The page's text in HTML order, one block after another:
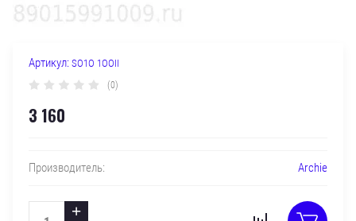
Артикул: SO1O 1OOII
(0)
3 160
Производитель: Archie
+